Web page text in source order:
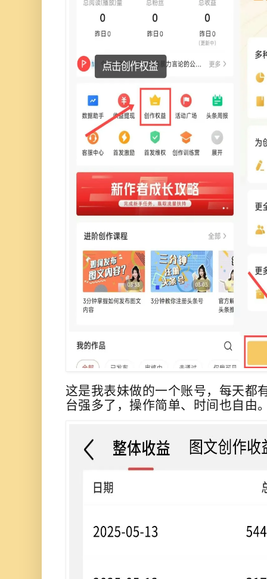
这是我表妹做的一个账号，每天都
台强多了，操作简单、时间也自由